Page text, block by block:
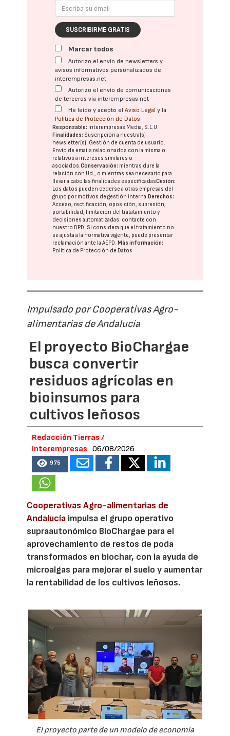
SUSCRIBIRME GRATIS
Marcar todos
Autorizo el envío de newsletters y
avisos informativos personalizados de
interempresas.net
Autorizo el envío de comunicaciones
de terceros vía interempresas.net
He leído y acepto elAviso Legal y la
Política de Protección de Datos
Responsable: Interempresas Media, S.L.U.
Finalidades: Suscripción a nuestra(s)
newsletter(s). Gestión de cuenta de usuario.
Envío de emails relacionados con la misma o
relativos a intereses similares o
asociados.Conservación: mientras dure la
relación con Ud., o mientras sea necesario para
llevar a cabo las finalidades especificadasCesión:
Los datos pueden cederse a otras empresas del
grupo por motivos de gestión interna. Derechos:
Acceso, rectificación, oposición, supresión,
portabilidad, limitación del tratatamiento y
decisiones automatizadas: contacte con
nuestro DPD. Si considera que el tratamiento no
se ajusta a la normativa vigente, puede presentar
reclamación ante laAEPD. Más información:
Política de Protección de Datos
Impulsado por Cooperativas Agro-
alimentarias de Andalucía
El proyecto BioChargae
busca convertir
residuos agrícolas en
bioinsumos para
cultivos leñosos
Redacción Tierras /
Interempresas
06/08/2026
975
Cooperativas Agro-alimentarias de
Andalucía impulsa el grupo operativo
supraautonómico BioChargae para el
aprovechamiento de restos de poda
transformados en biochar, con la ayuda de
microalgas para mejorar el suelo y aumentar
la rentabilidad de los cultivos leñosos.
El proyecto parte de un modelo de economía